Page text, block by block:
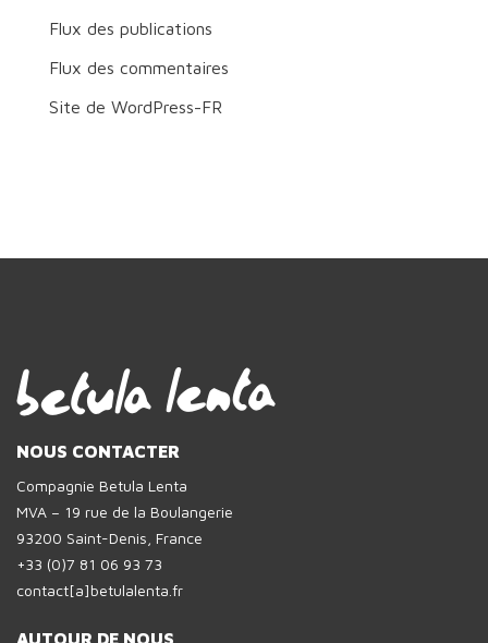
Flux des publications
Flux des commentaires
Site de WordPress-FR
NOUS CONTACTER
Compagnie Betula Lenta
MVA – 19 rue de la Boulangerie
93200 Saint-Denis, France
+33 (0)7 81 06 93 73
contact[a]betulalenta.fr
AUTOUR DE NOUS